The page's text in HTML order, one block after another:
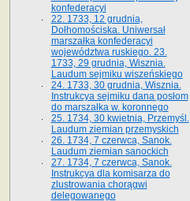
konfederacyi
22. 1733, 12 grudnia,
Dołhomościska. Uniwersał
marszałka konfederacyi
województwa ruskiego. 23.
1733, 29 grudnia, Wisznia.
Laudum sejmiku wiszeńskiego
24. 1733, 30 grudnia, Wisznia.
Instrukcya sejmiku dana posłom
do marszałka w. koronnego
25. 1734, 30 kwietnia, Przemyśl.
Laudum ziemian przemyskich
26. 1734, 7 czerwca, Sanok.
Laudum ziemian sanockich
27. 1734, 7 czerwca, Sanok.
Instrukcya dla komisarza do
zlustrowania chorągwi
delegowanego